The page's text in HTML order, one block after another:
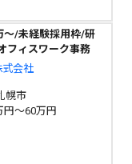
～/未経験採用枠/研
フィスワーク事務
会社
幌市
円～60万円